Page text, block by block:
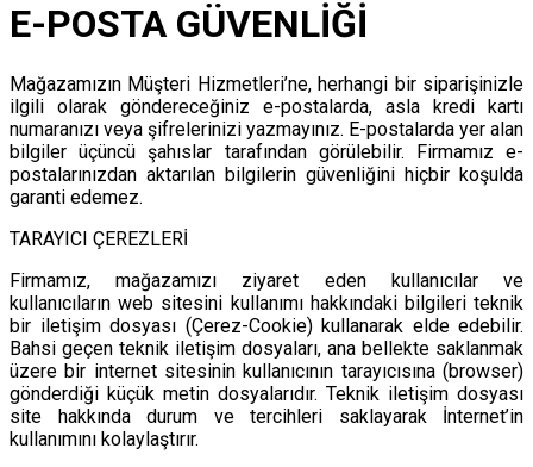
E-POSTA GÜVENLİĞİ
Mağazamızın Müşteri Hizmetleri’ne, herhangi bir siparişinizle
ilgili olarak göndereceğiniz e-postalarda, asla kredi kartı
numaranızı veya şifrelerinizi yazmayınız. E-postalarda yer alan
bilgiler üçüncü şahıslar tarafından görülebilir. Firmamız e-
postalarınızdan aktarılan bilgilerin güvenliğini hiçbir koşulda
garanti edemez.
TARAYICI ÇEREZLERİ
Firmamız, mağazamızı ziyaret eden kullanıcılar ve
kullanıcıların web sitesini kullanımı hakkındaki bilgileri teknik
bir iletişim dosyası (Çerez-Cookie) kullanarak elde edebilir.
Bahsi geçen teknik iletişim dosyaları, ana bellekte saklanmak
üzere bir internet sitesinin kullanıcının tarayıcısına (browser)
gönderdiği küçük metin dosyalarıdır. Teknik iletişim dosyası
site hakkında durum ve tercihleri saklayarak İnternet’in
kullanımını kolaylaştırır.